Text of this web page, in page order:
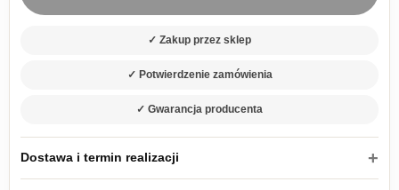
✓ Zakup przez sklep
✓ Potwierdzenie zamówienia
✓ Gwarancja producenta
Dostawa i termin realizacji